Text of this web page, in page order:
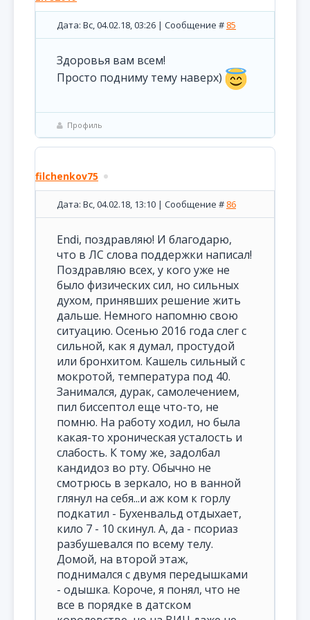
Дата: Вс, 04.02.18, 03:26 | Сообщение # 85
Здоровья вам всем!
Просто подниму тему наверх)
Профиль
filchenkov75
Дата: Вс, 04.02.18, 13:10 | Сообщение # 86
Endi, поздравляю! И благодарю,
что в ЛС слова поддержки написал!
Поздравляю всех, у кого уже не
было физических сил, но сильных
духом, принявших решение жить
дальше. Немного напомню свою
ситуацию. Осенью 2016 года слег с
сильной, как я думал, простудой
или бронхитом. Кашель сильный с
мокротой, температура под 40.
Занимался, дурак, самолечением,
пил биссептол еще что-то, не
помню. На работу ходил, но была
какая-то хроническая усталость и
слабость. К тому же, задолбал
кандидоз во рту. Обычно не
смотрюсь в зеркало, но в ванной
глянул на себя...и аж ком к горлу
подкатил - Бухенвальд отдыхает,
кило 7 - 10 скинул. А, да - псориаз
разбушевался по всему телу.
Домой, на второй этаж,
поднимался с двумя передышками
- одышка. Короче, я понял, что не
все в порядке в датском